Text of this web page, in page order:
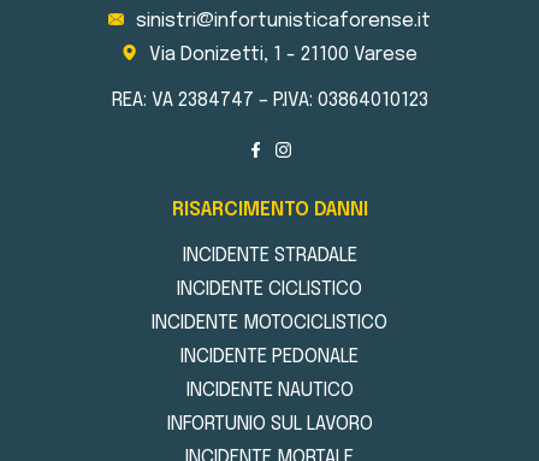
sinistri@infortunisticaforense.it
Via Donizetti, 1 - 21100 Varese
REA: VA 2384747 – P.IVA: 03864010123
RISARCIMENTO DANNI
INCIDENTE STRADALE
INCIDENTE CICLISTICO
INCIDENTE MOTOCICLISTICO
INCIDENTE PEDONALE
INCIDENTE NAUTICO
INFORTUNIO SUL LAVORO